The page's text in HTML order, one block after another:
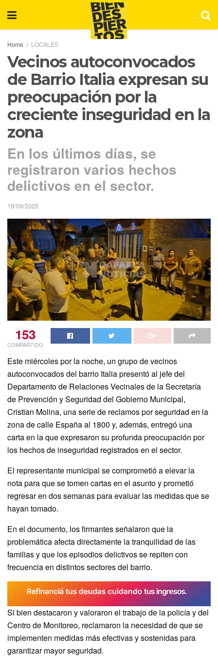
Home LOCALES
Vecinos autoconvocados
de Barrio Italia expresan su
preocupación por la
creciente inseguridad en la
zona
En los últimos días, se
registraron varios hechos
delictivos en el sector.
18/09/2025
153
COMPARTIDO
Este miércoles por la noche, un grupo de vecinos
autoconvocados del barrio Italia presentó al jefe del
Departamento de Relaciones Vecinales de la Secretaría
de Prevención y Seguridad del Gobierno Municipal,
Cristian Molina, una serie de reclamos por seguridad en la
zona de calle España al 1800 y, además, entregó una
carta en la que expresaron su profunda preocupación por
los hechos de inseguridad registrados en el sector.
El representante municipal se comprometió a elevar la
nota para que se tomen cartas en el asunto y prometió
regresar en dos semanas para evaluar las medidas que se
hayan tomado.
En el documento, los firmantes señalaron que la
problemática afecta directamente la tranquilidad de las
familias y que los episodios delictivos se repiten con
frecuencia en distintos sectores del barrio.
Si bien destacaron y valoraron el trabajo de la policía y del
Centro de Monitoreo, reclamaron la necesidad de que se
implementen medidas más efectivas y sostenidas para
garantizar mayor seguridad.